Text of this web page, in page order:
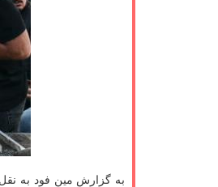
به گزارش مین فود به